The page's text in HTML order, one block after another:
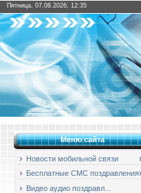
Пятница, 07.08.2026, 12:35
Меню сайта
Новости мобильной связи
Бесплатные СМС поздравления
Видео аудио поздравл...